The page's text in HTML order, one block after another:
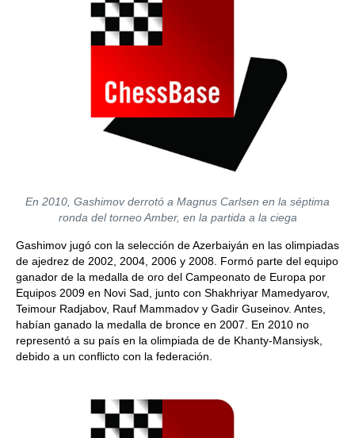
En 2010, Gashimov derrotó a Magnus Carlsen en la séptima
ronda del torneo Amber, en la partida a la ciega
Gashimov jugó con la selección de Azerbaiyán en las olimpiadas
de ajedrez de 2002, 2004, 2006 y 2008. Formó parte del equipo
ganador de la medalla de oro del Campeonato de Europa por
Equipos 2009 en Novi Sad, junto con Shakhriyar Mamedyarov,
Teimour Radjabov, Rauf Mammadov y Gadir Guseinov. Antes,
habían ganado la medalla de bronce en 2007. En 2010 no
representó a su país en la olimpiada de de Khanty-Mansiysk,
debido a un conflicto con la federación.